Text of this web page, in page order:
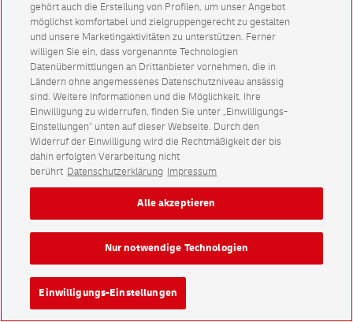
gehört auch die Erstellung von Profilen, um unser Angebot
möglichst komfortabel und zielgruppengerecht zu gestalten
und unsere Marketingaktivitäten zu unterstützen. Ferner
willigen Sie ein, dass vorgenannte Technologien
Datenübermittlungen an Drittanbieter vornehmen, die in
Ländern ohne angemessenes Datenschutzniveau ansässig
sind. Weitere Informationen und die Möglichkeit, Ihre
Einwilligung zu widerrufen, finden Sie unter „Einwilligungs-
Einstellungen“ unten auf dieser Webseite. Durch den
Widerruf der Einwilligung wird die Rechtmäßigkeit der bis
dahin erfolgten Verarbeitung nicht
berührt Datenschutzerklärung Impressum
Einwilligungs-Einstellungen
Nur notwendige Technologien
Alle akzeptieren